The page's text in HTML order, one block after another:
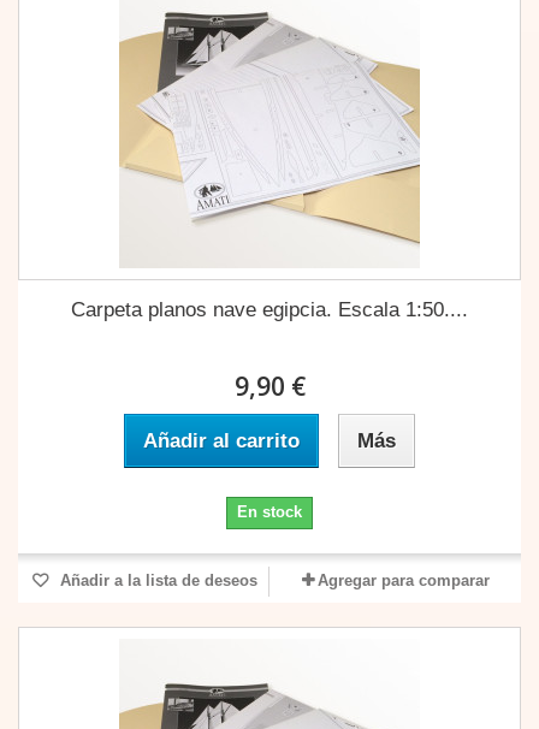
Carpeta planos nave egipcia. Escala 1:50....
9,90 €
Añadir al carrito Más
En stock
Añadir a la lista de deseos Agregar para comparar